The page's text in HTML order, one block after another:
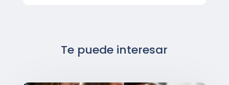
Te puede interesar